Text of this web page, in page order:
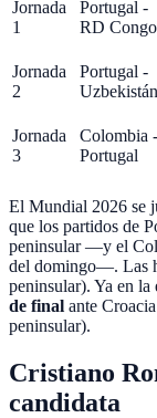
Jornada
1
Portugal -
RD Congo
Jornada
2
Portugal -
Uzbekistán
Jornada
3
Colombia -
Portugal
El Mundial 2026 se
que los partidos de
peninsular —y el
del domingo—. Las
peninsular). Ya en
de final ante
peninsular).
Cristiano
candidata